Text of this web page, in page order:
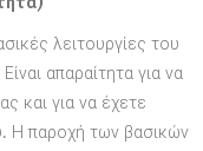
λειτουργίες του
απαραίτητα για να
και για να έχετε
Η παροχή των βασικών